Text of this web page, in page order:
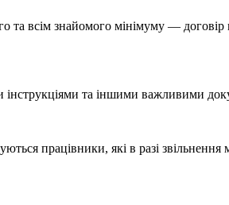
та всім знайомого мінімуму — договір
та іншими важливими
працівники, які в разі звільнення